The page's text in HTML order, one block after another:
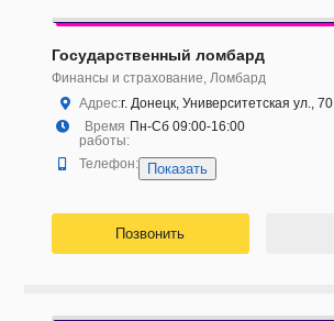
Государственный ломбард
Финансы и страхование, Ломбард
Адрес:г. Донецк, Университетская ул., 70
Время
работы:
Пн-Сб 09:00-16:00
Телефон: Показать
Позвонить